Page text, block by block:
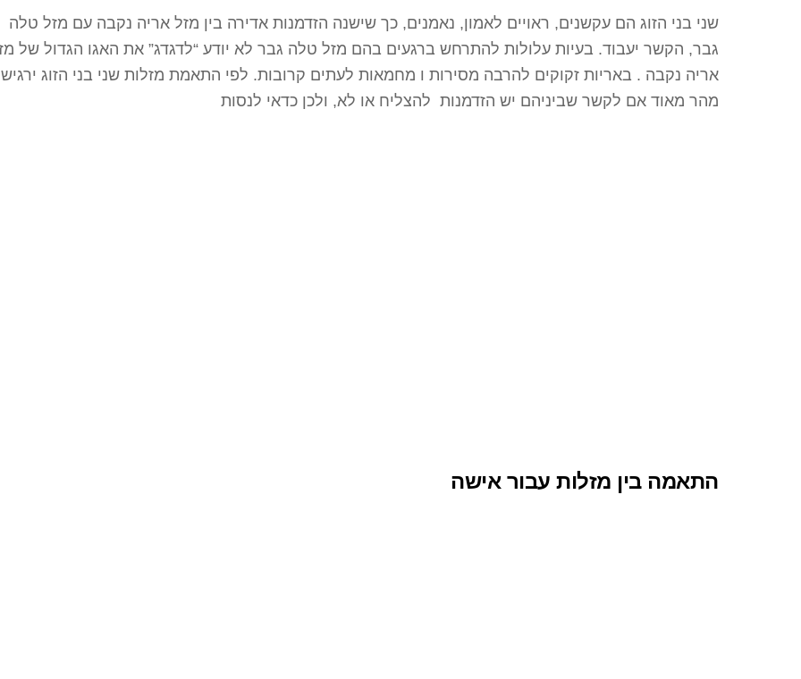
שני בני הזוג הם עקשנים, ראויים לאמון, נאמנים, כך שישנה הזדמנות אדירה בין מזל אריה נקבה עם מזל טלה
גבר, הקשר יעבוד. בעיות עלולות להתרחש ברגעים בהם מזל טלה גבר לא יודע “לדגדג” את האגו הגדול של
אריה נקבה . באריות זקוקים להרבה מסירות ו מחמאות לעתים קרובות. לפי התאמת מזלות שני בני הזוג
מהר מאוד אם לקשר שביניהם יש הזדמנות להצליח או לא, ולכן כדאי לנסות
התאמה בין מזלות עבור אישה